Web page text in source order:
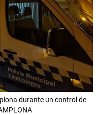
durante un control de